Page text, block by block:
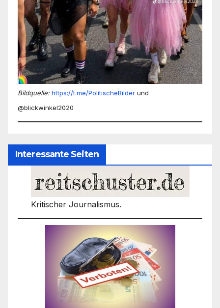
Bildquelle: https://t.me/PolitischeBilder und
@blickwinkel2020
Interessante Seiten
Kritischer Journalismus.